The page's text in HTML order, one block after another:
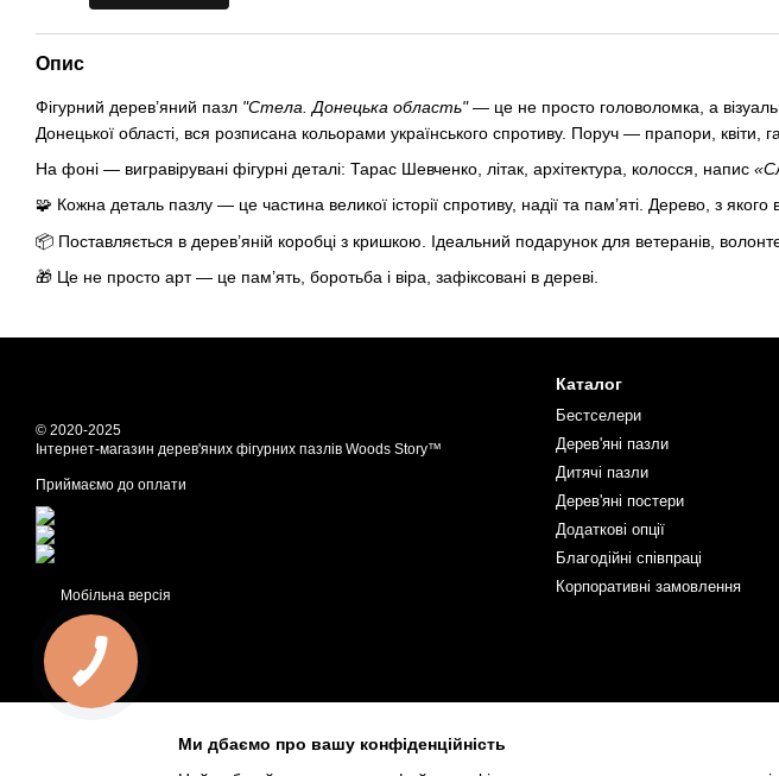
Опис
Фігурний дерев’яний пазл "Стела. Донецька область"— це не просто головоломка, а
Донецької області, вся розписана кольорами українського спротиву. Поруч — прапори, квіти,
На фоні — вигравірувані фігурні деталі: Тарас Шевченко, літак, архітектура, колосся, напис
🧩 Кожна деталь пазлу — це частина великої історії спротиву, надії та пам’яті. Дерево, з
📦 Поставляється в дерев’яній коробці з кришкою. Ідеальний подарунок для ветеранів,
🎁 Це не просто арт — це пам’ять, боротьба і віра, зафіксовані в дереві.
© 2020-2025
Інтернет-магазин дерев'яних фігурних пазлів Woods Story™
Приймаємо до оплати
Мобільна версія
Каталог
Бестселери
Дерев'яні пазли
Дитячі пазли
Дерев'яні постери
Додаткові опції
Благодійні співпраці
Корпоративні замовлення
Ми дбаємо про вашу конфіденційність